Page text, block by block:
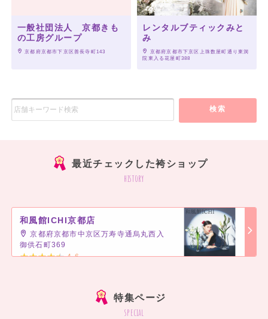
一般社団法人 京都きも
の工房グループ
京都府京都市下京区善長寺町143
レンタルブティックみと
み
京都府京都市下京区上珠数屋町通り東洞
院東入る花屋町388
検索
最近チェックした袴ショップ
history
和風館ICHI京都店
京都府京都市中京区万寿寺通烏丸西入
御供石町369
4.6
特集ページ
special